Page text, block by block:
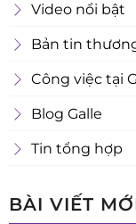
Video nổi bật
Bản tin
Công việc tại
Blog Galle
Tin tổng hợp
BÀI VIẾT